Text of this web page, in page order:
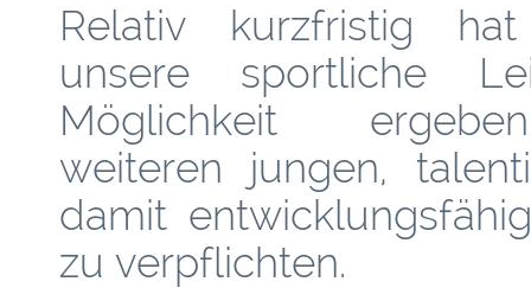
Relativ kurzfristig
unsere sportliche
Möglichkeit
weiteren jungen,
damit
zu verpflichten.